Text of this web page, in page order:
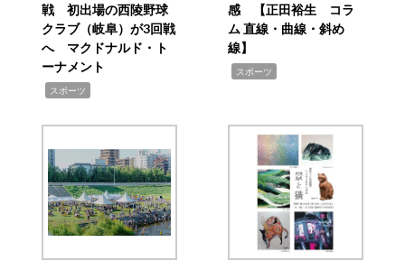
戦 初出場の西陵野球
クラブ（岐阜）が3回戦
へ マクドナルド・ト
ーナメント
スポーツ
感 【正田裕生 コラ
ム 直線・曲線・斜め
線】
スポーツ